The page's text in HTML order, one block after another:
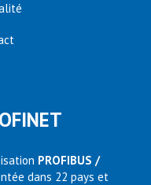
PROFIBUS /
dans 22 pays et